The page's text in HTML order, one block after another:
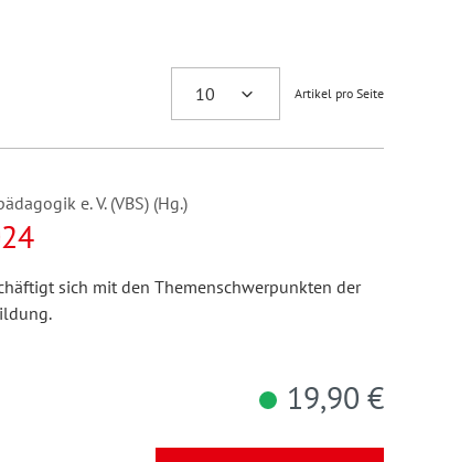
Artikel pro Seite
e. V. (VBS) (Hg.)
sich mit den Themenschwerpunkten der
19,90 €